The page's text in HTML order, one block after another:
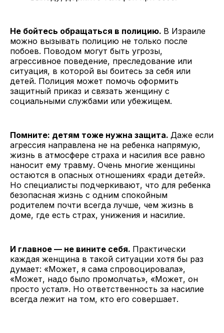
Не бойтесь обращаться в полицию. В Израиле
можно вызывать полицию не только после
побоев. Поводом могут быть угрозы,
агрессивное поведение, преследование или
ситуация, в которой вы боитесь за себя или
детей. Полиция может помочь оформить
защитный приказ и связать женщину с
социальными службами или убежищем.
Помните: детям тоже нужна защита. Даже если
агрессия направлена не на ребенка напрямую,
жизнь в атмосфере страха и насилия все равно
наносит ему травму. Очень многие женщины
остаются в опасных отношениях «ради детей».
Но специалисты подчеркивают, что для ребенка
безопасная жизнь с одним спокойным
родителем почти всегда лучше, чем жизнь в
доме, где есть страх, унижения и насилие.
И главное — не вините себя. Практически
каждая женщина в такой ситуации хотя бы раз
думает: «Может, я сама спровоцировала»,
«Может, надо было промолчать», «Может, он
просто устал». Но ответственность за насилие
всегда лежит на том, кто его совершает.